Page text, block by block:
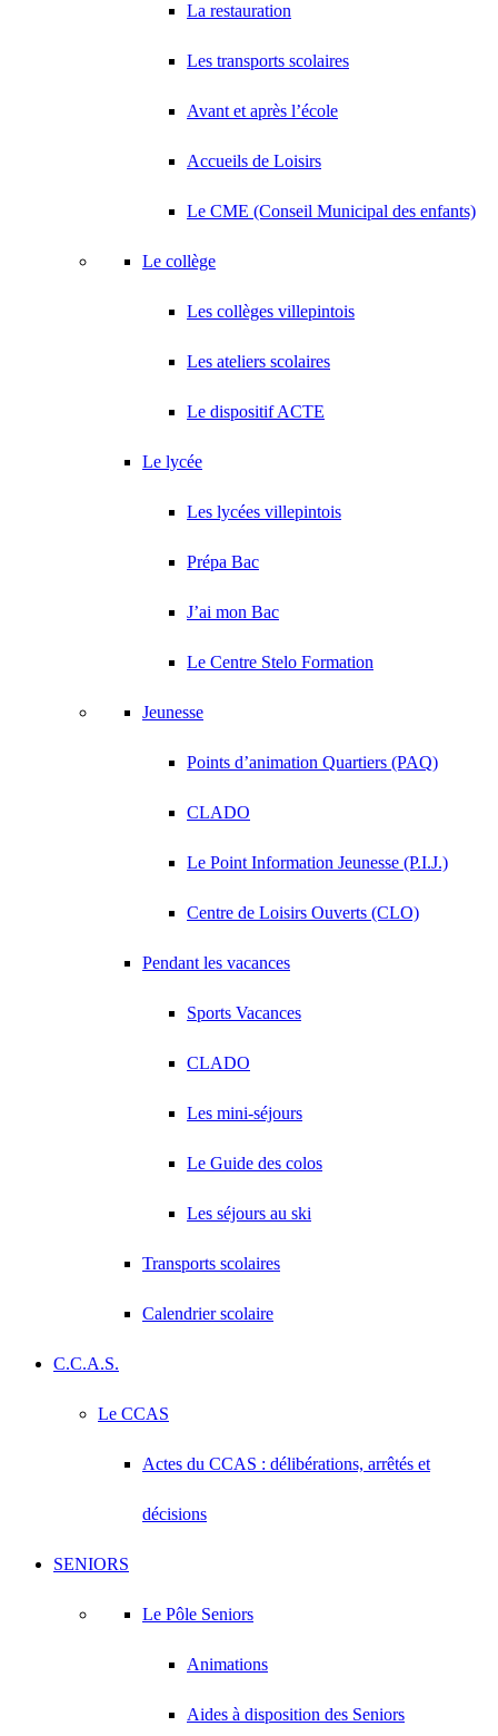
La restauration
Les transports scolaires
Avant et après l’école
Accueils de Loisirs
Le CME (Conseil Municipal des enfants)
Le collège
Les collèges villepintois
Les ateliers scolaires
Le dispositif ACTE
Le lycée
Les lycées villepintois
Prépa Bac
J’ai mon Bac
Le Centre Stelo Formation
Jeunesse
Points d’animation Quartiers (PAQ)
CLADO
Le Point Information Jeunesse (P.I.J.)
Centre de Loisirs Ouverts (CLO)
Pendant les vacances
Sports Vacances
CLADO
Les mini-séjours
Le Guide des colos
Les séjours au ski
Transports scolaires
Calendrier scolaire
C.C.A.S.
Le CCAS
Actes du CCAS : délibérations, arrêtés et
décisions
SENIORS
Le Pôle Seniors
Animations
Aides à disposition des Seniors